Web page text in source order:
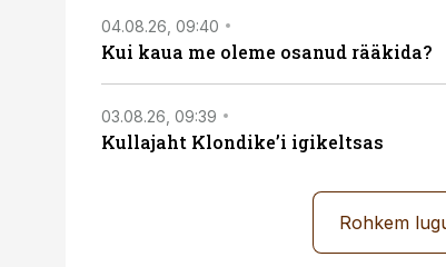
04.08.26, 09:40
Kui kaua me oleme osanud rääkida?
03.08.26, 09:39
Kullajaht Klondike’i igikeltsas
Rohkem